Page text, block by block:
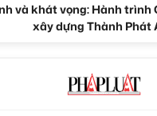
và khát vọng: Hành trình
xây dựng Thành Phát